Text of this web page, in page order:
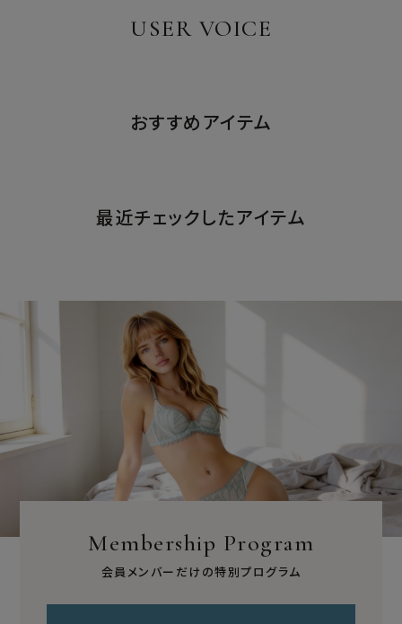
USER VOICE
おすすめアイテム
最近チェックしたアイテム
Membership Program
会員メンバーだけの特別プログラム